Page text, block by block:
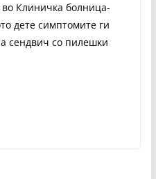
Клиничка болница-
дете симптомите ги
сендвич со пилешки